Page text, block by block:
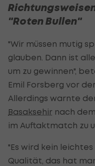
"Roten Bullen"
"Wir müssen mutig
glauben. Dann ist
um zu gewinnen",
Emil Forsberg vor
Allerdings warnte
Basaksehir nach
im Auftaktmatch zu
"Es wird kein
Qualität, das hat